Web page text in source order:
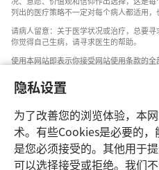
隐私设置
为了改善您的浏览体验，本
术。有些Cookies是必要的，
是您必须接受的。其他用于
可以选择接受或拒绝。我们
列出的医疗策略不一定对每个病人都适用，
请病人留意：关于医学状况或治疗，总要
你觉得自己生病，请寻求医生的帮助。
使用本网站即表示你接受网站使用条款的全
设置外观